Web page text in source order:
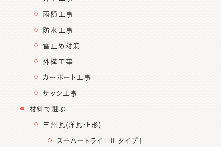
雨樋工事
防水工事
雪止め対策
外構工事
カーポート工事
サッシ工事
材料で選ぶ
三州瓦(洋瓦・F形)
スーパートライ110 タイプⅠ